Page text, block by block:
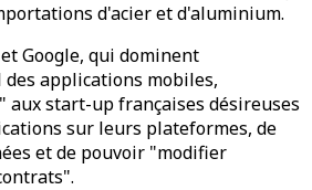
d'acier et d'aluminium.
Google, qui dominent
des applications mobiles,
aux start-up françaises désireuses
sur leurs plateformes, de
et de pouvoir "modifier